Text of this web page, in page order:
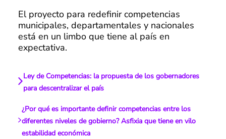
El proyecto para redefinir competencias
municipales, departamentales y nacionales
está en un limbo que tiene al país en
expectativa.
Ley de Competencias: la propuesta de los gobernadores
para descentralizar el país
¿Por qué es importante definir competencias entre los
diferentes niveles de gobierno? Asfixia que tiene en vilo
estabilidad económica